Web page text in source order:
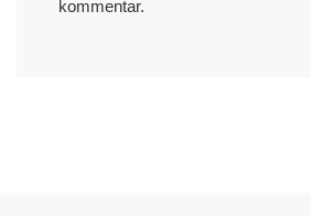
kommentar.